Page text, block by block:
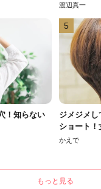
渡辺真一
！知らない
5
ジメジメ
ショート
かえで
もっと見る